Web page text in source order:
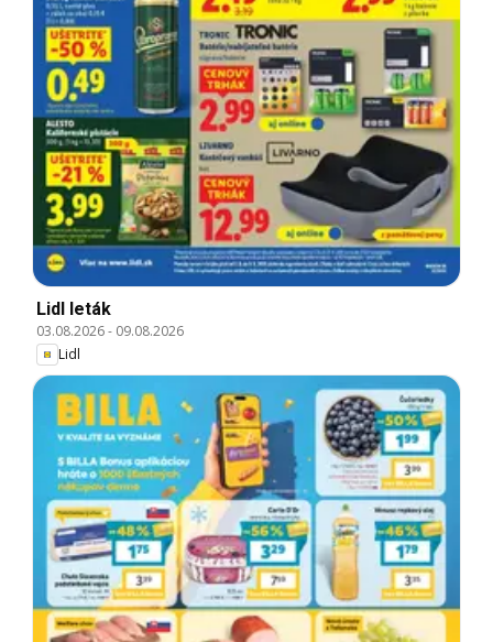
Lidl leták
03.08.2026- 09.08.2026
Lidl